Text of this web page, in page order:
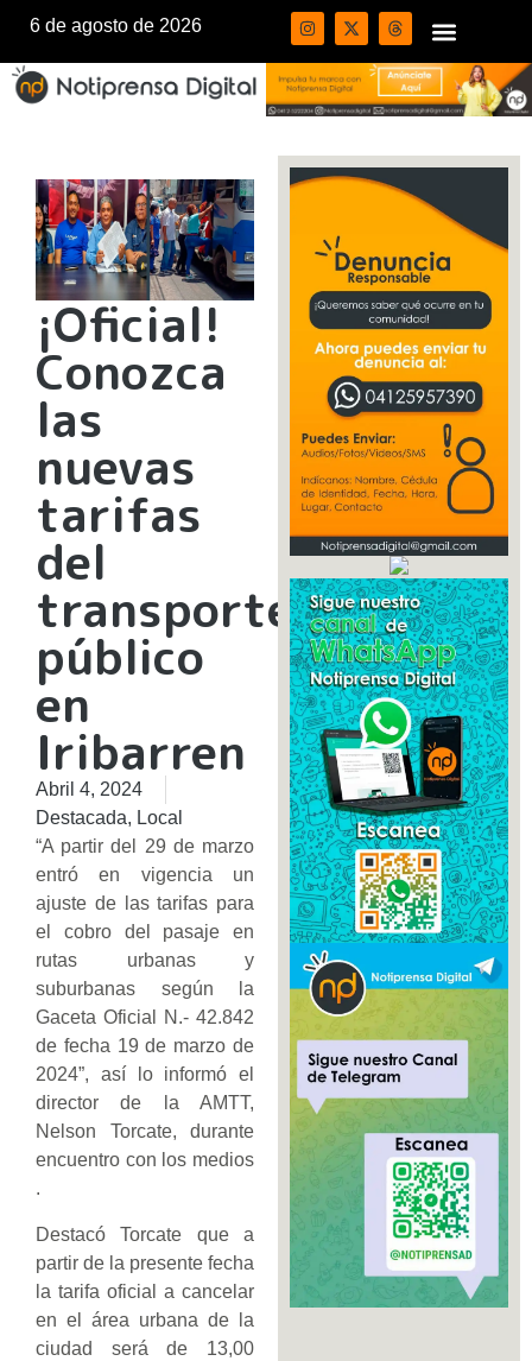
6 de agosto de 2026
¡Oficial!
Conozca
las
nuevas
tarifas
del
transporte
público
en
Iribarren
Abril 4, 2024
Destacada, Local
“A partir del 29 de marzo
entró en vigencia un
ajuste de las tarifas para
el cobro del pasaje en
rutas urbanas y
suburbanas según la
Gaceta Oficial N.- 42.842
de fecha 19 de marzo de
2024”, así lo informó el
director de la AMTT,
Nelson Torcate, durante
encuentro con los medios
.
Destacó Torcate que a
partir de la presente fecha
la tarifa oficial a cancelar
en el área urbana de la
ciudad será de 13,00